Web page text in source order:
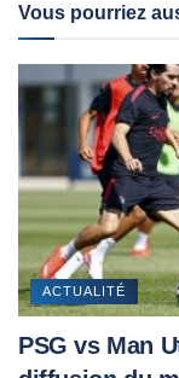
Vous pourriez
ACTUALITÉ
PSG vs Man